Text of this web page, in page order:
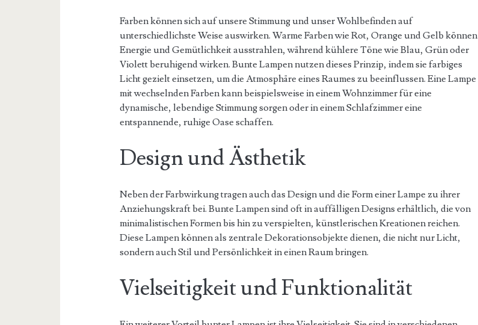
Farben können sich auf unsere Stimmung und unser Wohlbefinden auf
unterschiedlichste Weise auswirken. Warme Farben wie Rot, Orange und Gelb können
Energie und Gemütlichkeit ausstrahlen, während kühlere Töne wie Blau, Grün oder
Violett beruhigend wirken. Bunte Lampen nutzen dieses Prinzip, indem sie farbiges
Licht gezielt einsetzen, um die Atmosphäre eines Raumes zu beeinflussen. Eine Lampe
mit wechselnden Farben kann beispielsweise in einem Wohnzimmer für eine
dynamische, lebendige Stimmung sorgen oder in einem Schlafzimmer eine
entspannende, ruhige Oase schaffen.
Design und Ästhetik
Neben der Farbwirkung tragen auch das Design und die Form einer Lampe zu ihrer
Anziehungskraft bei. Bunte Lampen sind oft in auffälligen Designs erhältlich, die von
minimalistischen Formen bis hin zu verspielten, künstlerischen Kreationen reichen.
Diese Lampen können als zentrale Dekorationsobjekte dienen, die nicht nur Licht,
sondern auch Stil und Persönlichkeit in einen Raum bringen.
Vielseitigkeit und Funktionalität